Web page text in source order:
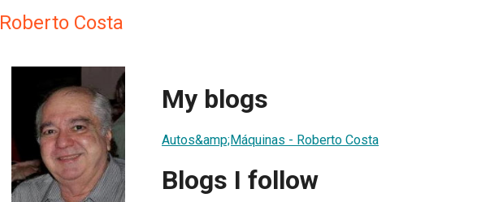
Roberto Costa
My blogs
Autos&amp;Máquinas - Roberto Costa
Blogs I follow